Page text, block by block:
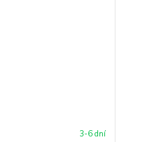
3-6 dní